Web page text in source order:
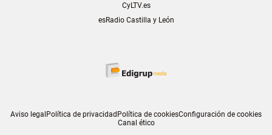
CyLTV.es
esRadio Castilla y León
Aviso legal Política de privacidad Política de cookiesConfiguración de cookies
Canal ético